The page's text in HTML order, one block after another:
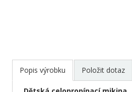
Popis výrobku Položit dotaz